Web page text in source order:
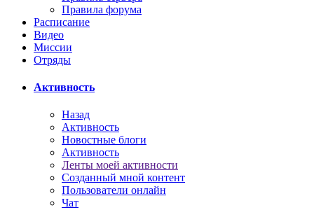
Правила форума
Расписание
Видео
Миссии
Отряды
Активность
Назад
Активность
Новостные блоги
Активность
Ленты моей активности
Созданный мной контент
Пользователи онлайн
Чат